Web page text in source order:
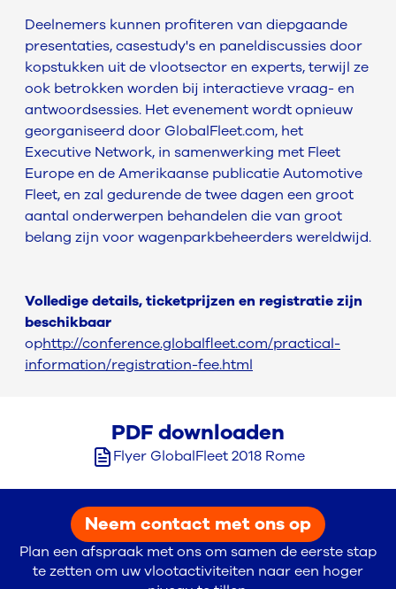
Deelnemers kunnen profiteren van diepgaande
presentaties, casestudy's en paneldiscussies door
kopstukken uit de vlootsector en experts, terwijl ze
ook betrokken worden bij interactieve vraag- en
antwoordsessies. Het evenement wordt opnieuw
georganiseerd door GlobalFleet.com, het
Executive Network, in samenwerking met Fleet
Europe en de Amerikaanse publicatie Automotive
Fleet, en zal gedurende de twee dagen een groot
aantal onderwerpen behandelen die van groot
belang zijn voor wagenparkbeheerders wereldwijd.
Volledige details, ticketprijzen en registratie zijn
beschikbaar
ophttp://conference.globalfleet.com/practical-
information/registration-fee.html
PDF downloaden
Flyer GlobalFleet 2018 Rome
Neem contact met ons op
Plan een afspraak met ons om samen de eerste stap
te zetten om uw vlootactiviteiten naar een hoger